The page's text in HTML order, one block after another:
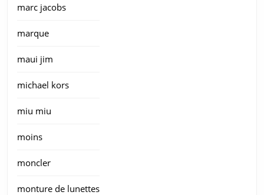
marc jacobs
marque
maui jim
michael kors
miu miu
moins
moncler
monture de lunettes